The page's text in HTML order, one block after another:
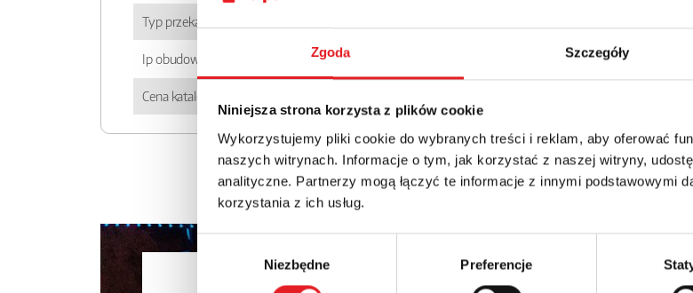
Zgoda Szczegóły
Niniejsza strona korzysta z plików cookie
Wykorzystujemy pliki cookie do wybranych treści i reklam, aby oferować
naszych witrynach. Informacje o tym, jak korzystać z naszej witryny,
analityczne. Partnerzy mogą łączyć te informacje z innymi podstawowymi
korzystania z ich usług.
Niezbędne Preferencje
Typ przekaźnika
Ip obudowy
Cena katalogowa
Zapytaj o szczegóły oferty